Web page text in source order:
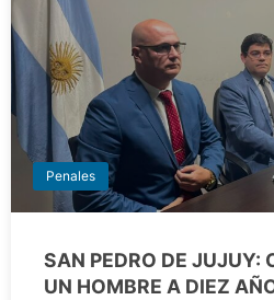
Penales
SAN PEDRO DE JUJUY:
UN HOMBRE A DIEZ